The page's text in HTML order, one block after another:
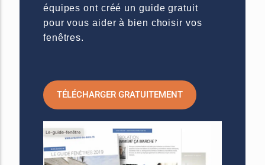
équipes ont créé un guide gratuit
pour vous aider à bien choisir vos
fenêtres.
TÉLÉCHARGER GRATUITEMENT